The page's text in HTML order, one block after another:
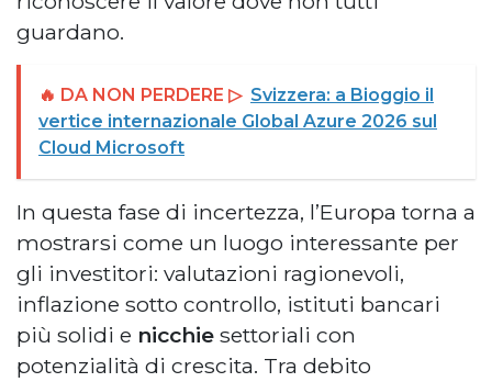
guardano.
🔥 DA NON PERDERE ▷ Svizzera: a Bioggio il
vertice internazionale Global Azure 2026 sul
Cloud Microsoft
In questa fase di incertezza, l’Europa torna a
mostrarsi come un luogo interessante per
gli investitori: valutazioni ragionevoli,
inflazione sotto controllo, istituti bancari
più solidi e nicchie settoriali con
potenzialità di crescita. Tra debito